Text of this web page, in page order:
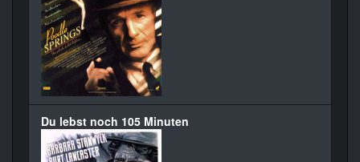
Du lebst noch 105 Minuten